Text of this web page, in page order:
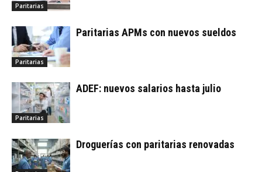
Paritarias
Paritarias
Paritarias APMs con nuevos sueldos
Paritarias
ADEF: nuevos salarios hasta julio
Droguerías con paritarias renovadas